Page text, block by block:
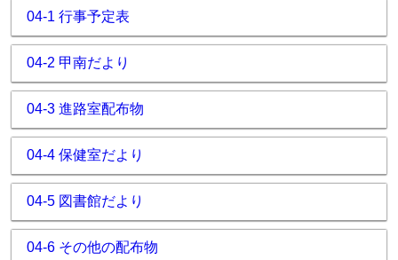
04-1 行事予定表
04-2 甲南だより
04-3 進路室配布物
04-4 保健室だより
04-5 図書館だより
04-6 その他の配布物